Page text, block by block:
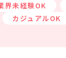
リア
界未経験OK
カジュアルOK